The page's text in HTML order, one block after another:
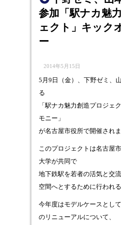
参加「駅ナカ魅
ェクト」キック
ー
2014年5月15日
5月9日（金）、下野ゼミ、
る
「駅ナカ魅力創造プロジ
モニー」
が名古屋市役所で開催されま
このプロジェクトは名古屋
大学が共同で
地下鉄駅を若者の活気と交
空間へとするために行われる
今年度はモデルケースとし
のリニューアルについて、